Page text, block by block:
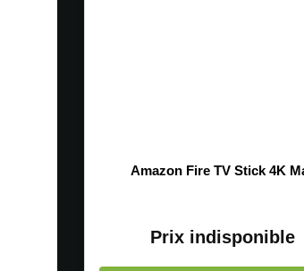
Amazon Fire TV Stick 4K
Prix indisponible